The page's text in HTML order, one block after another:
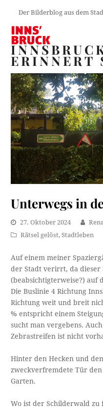
Der Bilderblog aus dem
ERINNERT
Unterwegs in
27. Oktober 2024
Rätsel gelöst,Stadtleben
Auf einem meiner
der Stadt verirrt, da dieser
(beabsichtigterweise?) auf
Die Buslinie 4 Richtung
Richtung weit und breit
% entspricht einem
sucht man vergebens.
Zebrastreifen ist nicht
Hinter den Hecken und
zweckverfremdete Tür
Garten.
Wo ist der Schilderwald zu